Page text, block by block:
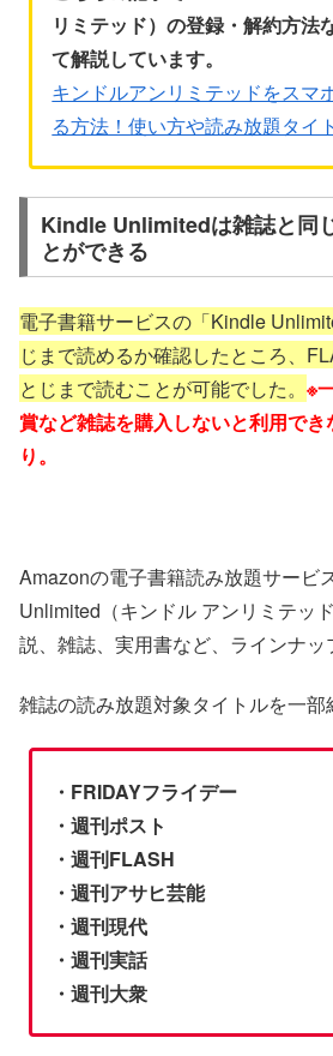
リミテッド）の登録・解約方法
て解説しています。
キンドルアンリミテッドをスマ
る方法！使い方や読み放題タイ
Kindle Unlimitedは雑誌と同
とができる
電子書籍サービスの「Kindle
じまで読めるか確認したところ、
とじまで読むことが可能でした。 ※
賞など雑誌を購入しないと利用で
り。
Amazonの電子書籍読み放題サービ
Unlimited（キンドル アンリミテッ
説、雑誌、実用書など、ラインナッ
雑誌の読み放題対象タイトルを一
・FRIDAYフライデー
・週刊ポスト
・週刊FLASH
・週刊アサヒ芸能
・週刊現代
・週刊実話
・週刊大衆